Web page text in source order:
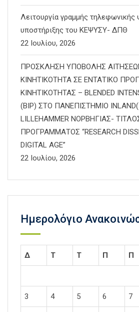
Λειτουργία γραμμής τηλεφωνικής
υποστήριξης του ΚΕΨΥΣΥ- ΔΠΘ
22 Ιουλίου, 2026
ΠΡΟΣΚΛΗΣΗ ΥΠΟΒΟΛΗΣ
ΚΙΝΗΤΙΚΟΤΗΤΑ ΣΕ ΕΝΤΑΤΙΚΟ
ΚΙΝΗΤΙΚΟΤΗΤΑΣ – BLENDED
(BIP) ΣΤΟ ΠΑΝΕΠΙΣΤΗΜΙΟ
LILLEHAMMER ΝΟΡΒΗΓΙΑΣ-
ΠΡΟΓΡΑΜΜΑΤΟΣ “RESEARCH
DIGITAL AGE”
22 Ιουλίου, 2026
Ημερολόγιο
Δ Τ Τ Π Π
3 4 5 6 7